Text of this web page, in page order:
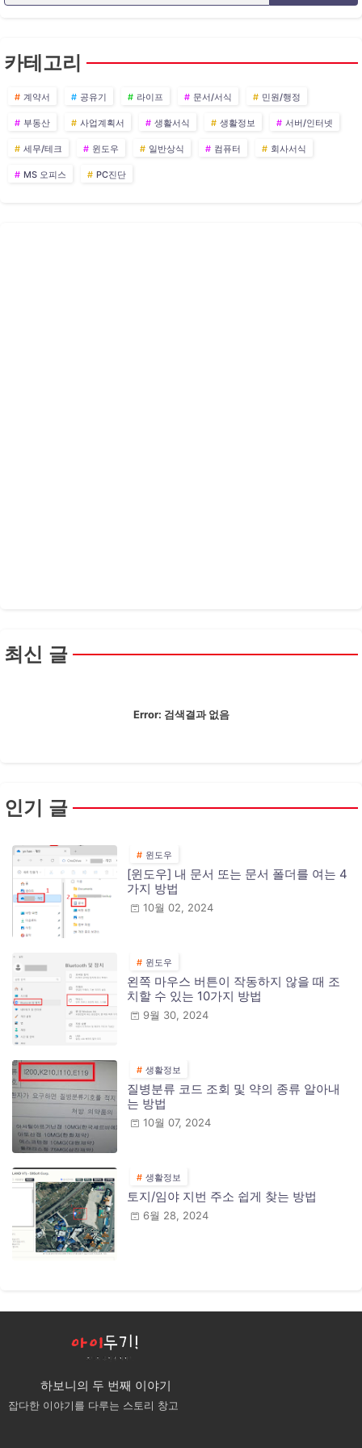
카테고리
계약서 공유기 라이프 문서/서식 민원/행정
부동산 사업계획서 생활서식 생활정보 서버/인터넷
세무/테크 윈도우 일반상식 컴퓨터 회사서식
MS 오피스 PC진단
최신 글
Error: 검색결과 없음
인기 글
윈도우
[윈도우] 내 문서 또는 문서 폴더를 여는 4
가지 방법
10월 02, 2024
윈도우
왼쪽 마우스 버튼이 작동하지 않을 때 조
치할 수 있는 10가지 방법
9월 30, 2024
생활정보
질병분류 코드 조회 및 약의 종류 알아내
는 방법
10월 07, 2024
생활정보
토지/임야 지번 주소 쉽게 찾는 방법
6월 28, 2024
하보니의 두 번째 이야기
잡다한 이야기를 다루는 스토리 창고